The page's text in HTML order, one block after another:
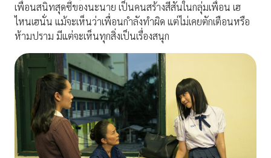
เพื่อนสนิทสุดซี้ของนะนาย เป็นคนสร้างสีสันในกลุ่มเพื่อน เฮ
ไหนเฮนั่น แม้จะเห็นว่าเพื่อนกำลังทำผิด แต่ไม่เคยตักเตือนหรือ
ห้ามปราม มีแต่จะเห็นทุกสิ่งเป็นเรื่องสนุก